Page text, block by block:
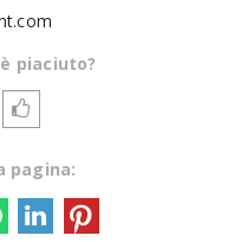
piaciuto?
pagina: